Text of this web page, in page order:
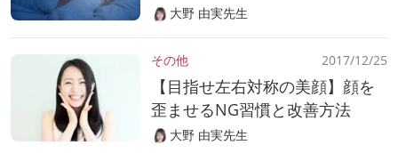
大野 由実先生
その他 2017/12/25
【目指せ左右対称の美顔】顔を
歪ませるNG習慣と改善方法
大野 由実先生